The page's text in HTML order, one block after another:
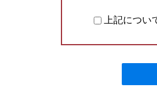
上記につい